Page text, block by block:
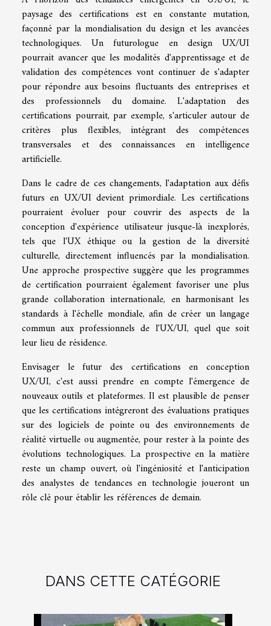
paysage des certifications est en constante mutation,
façonné par la mondialisation du design et les avancées
technologiques. Un futurologue en design UX/UI
pourrait avancer que les modalités d'apprentissage et de
validation des compétences vont continuer de s'adapter
pour répondre aux besoins fluctuants des entreprises et
des professionnels du domaine. L'adaptation des
certifications pourrait, par exemple, s'articuler autour de
critères plus flexibles, intégrant des compétences
transversales et des connaissances en intelligence
artificielle.
Dans le cadre de ces changements, l'adaptation aux défis
futurs en UX/UI devient primordiale. Les certifications
pourraient évoluer pour couvrir des aspects de la
conception d'expérience utilisateur jusque-là inexplorés,
tels que l'UX éthique ou la gestion de la diversité
culturelle, directement influencés par la mondialisation.
Une approche prospective suggère que les programmes
de certification pourraient également favoriser une plus
grande collaboration internationale, en harmonisant les
standards à l'échelle mondiale, afin de créer un langage
commun aux professionnels de l'UX/UI, quel que soit
leur lieu de résidence.
Envisager le futur des certifications en conception
UX/UI, c'est aussi prendre en compte l'émergence de
nouveaux outils et plateformes. Il est plausible de penser
que les certifications intégreront des évaluations pratiques
sur des logiciels de pointe ou des environnements de
réalité virtuelle ou augmentée, pour rester à la pointe des
évolutions technologiques. La prospective en la matière
reste un champ ouvert, où l'ingéniosité et l'anticipation
des analystes de tendances en technologie joueront un
rôle clé pour établir les références de demain.
DANS CETTE CATÉGORIE